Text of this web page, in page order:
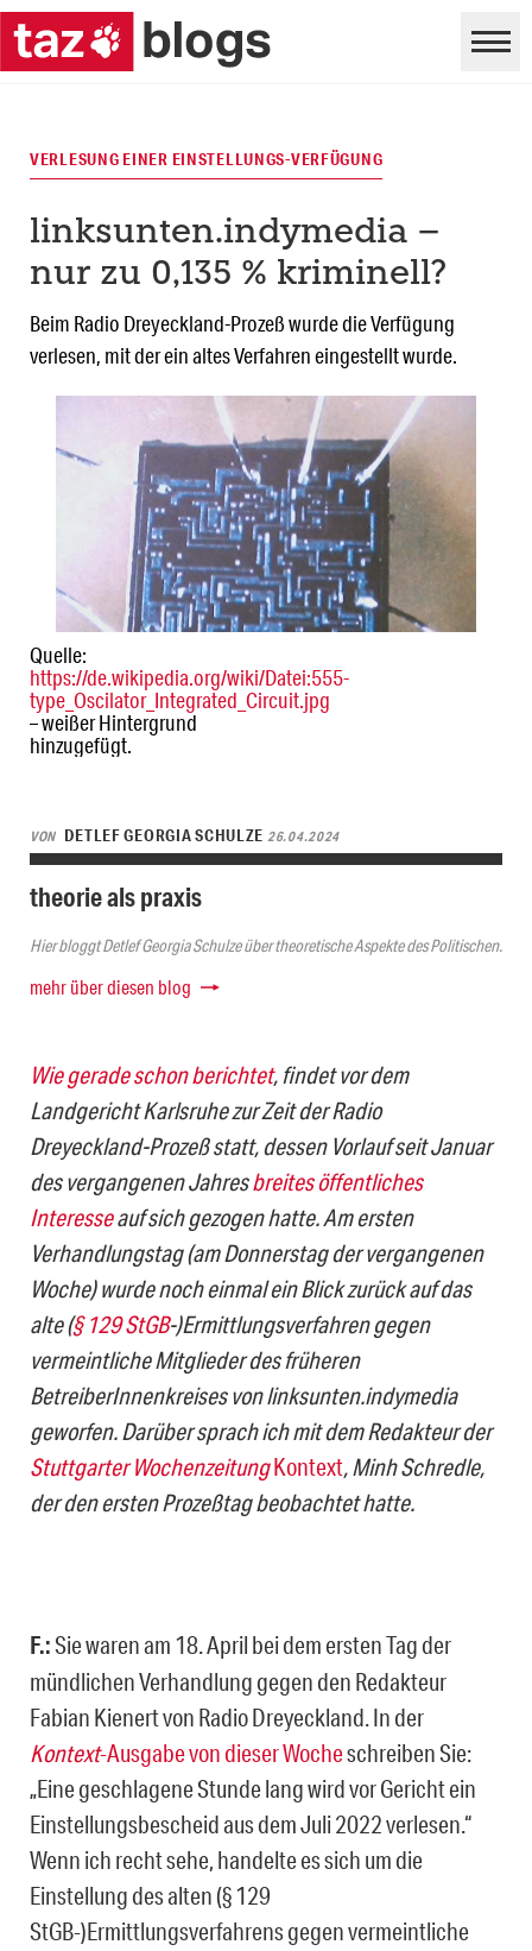
Quelle:
https://de.wikipedia.org/wiki/Datei:555-
type_Oscilator_Integrated_Circuit.jpg
– weißer Hintergrund
hinzugefügt.
VERLESUNG EINER EINSTELLUNGS-VERFÜGUNG
linksunten.indymedia –
nur zu 0,135 % kriminell?
Beim Radio Dreyeckland-Prozeß wurde die Verfügung
verlesen, mit der ein altes Verfahren eingestellt wurde.
VON DETLEF GEORGIA SCHULZE 26.04.2024
theorie als praxis
Hier bloggt Detlef Georgia Schulze über theoretische Aspekte des Politischen.
mehr über diesen blog
Wie gerade schon berichtet, findet vor dem
Landgericht Karlsruhe zur Zeit der Radio
Dreyeckland-Prozeß statt, dessen Vorlauf seit Januar
des vergangenen Jahresbreites öffentliches
Interesseauf sich gezogen hatte. Am ersten
Verhandlungstag (am Donnerstag der vergangenen
Woche) wurde noch einmal ein Blick zurück auf das
alte (§ 129 StGB-)Ermittlungsverfahren gegen
vermeintliche Mitglieder des früheren
BetreiberInnenkreises von linksunten.indymedia
geworfen. Darüber sprachichmit dem Redakteur der
Stuttgarter WochenzeitungKontext,Minh Schredle,
der den ersten Prozeßtag beobachtet hatte.
F.:Sie waren am 18. April bei dem ersten Tag der
mündlichen Verhandlung gegen den Redakteur
Fabian Kienert von Radio Dreyeckland. In der
Kontext-Ausgabe von dieser Wocheschreiben Sie:
„Eine geschlagene Stunde lang wird vor Gericht ein
Einstellungsbescheid aus dem Juli 2022 verlesen.“
Wenn ich recht sehe, handelte es sich um die
Einstellung des alten (§ 129
StGB-)Ermittlungsverfahrens gegen vermeintliche